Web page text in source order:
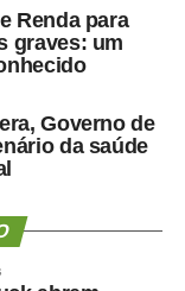
Renda para
graves: um
Governo de
da saúde